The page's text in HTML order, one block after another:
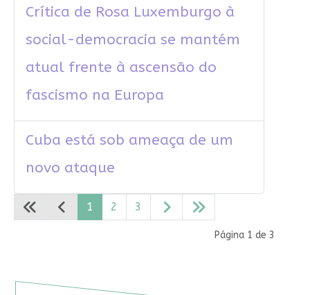
Crítica de Rosa Luxemburgo à
social-democracia se mantém
atual frente à ascensão do
fascismo na Europa
Cuba está sob ameaça de um
novo ataque
Página 1 de 3
1 2 3